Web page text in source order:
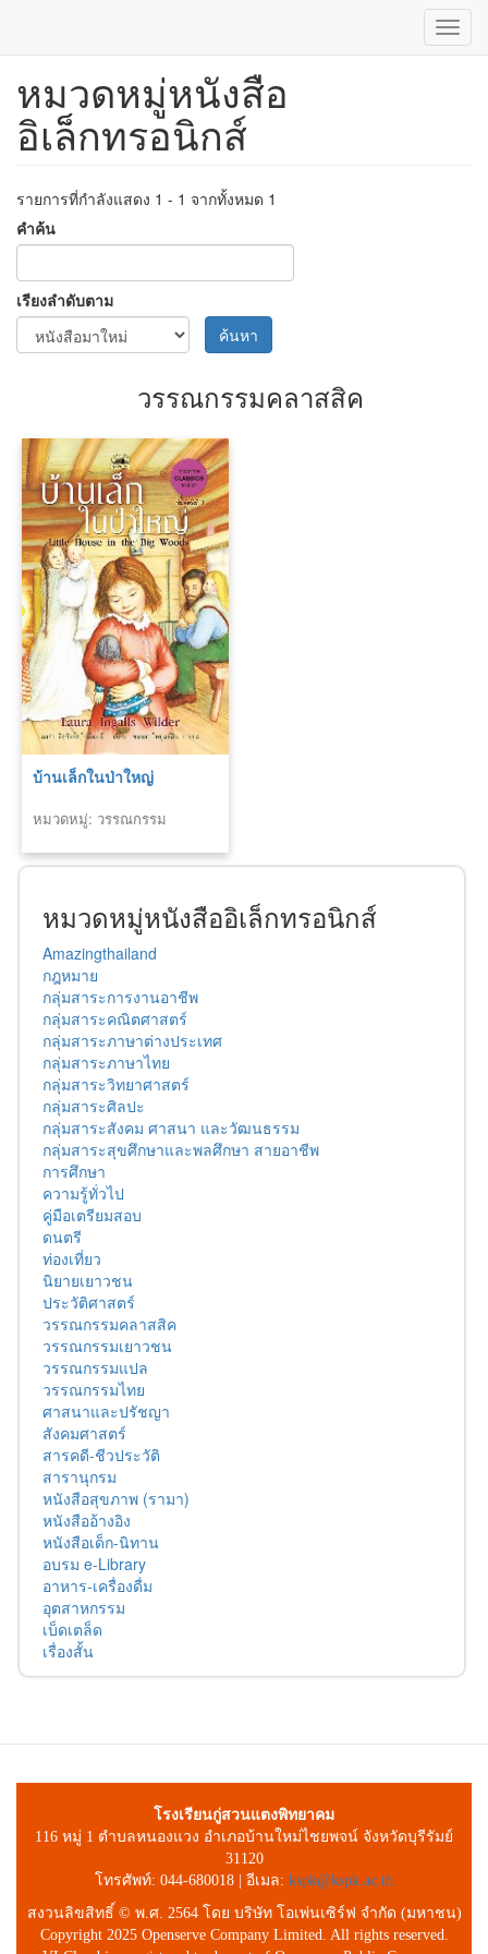
ข้าม
เนื้อหา
หมวดหมู่หนังสือ
อิเล็กทรอนิกส์
รายการที่กำลังแสดง 1 - 1 จากทั้งหมด 1
คำค้น
เรียงลำดับตาม
ค้นหา
วรรณกรรมคลาสสิค
บ้านเล็กในป่าใหญ่
หมวดหมู่: วรรณกรรม
หมวดหมู่หนังสืออิเล็กทรอนิกส์
Amazingthailand
กฎหมาย
กลุ่มสาระการงานอาชีพ
กลุ่มสาระคณิตศาสตร์
กลุ่มสาระภาษาต่างประเทศ
กลุ่มสาระภาษาไทย
กลุ่มสาระวิทยาศาสตร์
กลุ่มสาระศิลปะ
กลุ่มสาระสังคม ศาสนา และวัฒนธรรม
กลุ่มสาระสุขศึกษาและพลศึกษา สายอาชีพ
การศึกษา
ความรู้ทั่วไป
คู่มือเตรียมสอบ
ดนตรี
ท่องเที่ยว
นิยายเยาวชน
ประวัติศาสตร์
วรรณกรรมคลาสสิค
วรรณกรรมเยาวชน
วรรณกรรมแปล
วรรณกรรมไทย
ศาสนาและปรัชญา
สังคมศาสตร์
สารคดี-ชีวประวัติ
สารานุกรม
หนังสือสุขภาพ (รามา)
หนังสืออ้างอิง
หนังสือเด็ก-นิทาน
อบรม e-Library
อาหาร-เครื่องดื่ม
อุตสาหกรรม
เบ็ดเตล็ด
เรื่องสั้น
โรงเรียนกู่สวนแตงพิทยาคม
116 หมู่ 1 ตำบลหนองแวง อำเภอบ้านใหม่ไชยพจน์ จังหวัดบุรีรัมย์
31120
โทรศัพท์: 044-680018 | อีเมล: kspk@kspk.ac.th
สงวนลิขสิทธิ์ © พ.ศ. 2564 โดย บริษัท โอเพ่นเซิร์ฟ จำกัด (มหาชน)
Copyright 2025 Openserve Company Limited. All rights reserved.